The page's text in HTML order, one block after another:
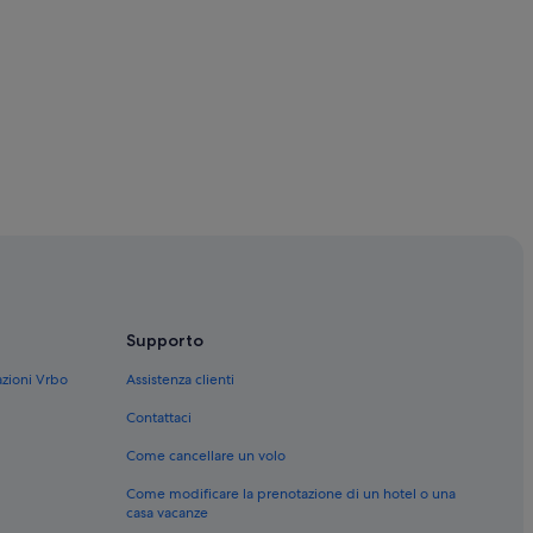
Vrbo
Supporto
Assistenza clienti
Contattaci
Come cancellare un volo
Come modificare la prenotazione di un hotel o una
casa vacanze